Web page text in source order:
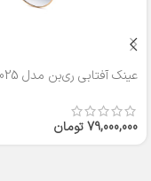
عینک آفتابی ری‌بن مدل RB3025
79,000,000تومان